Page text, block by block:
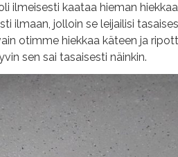
ilmeisesti kaataa hieman
ilmaan, jolloin se leijailisi
otimme hiekkaa käteen ja
sen sai tasaisesti näinkin.